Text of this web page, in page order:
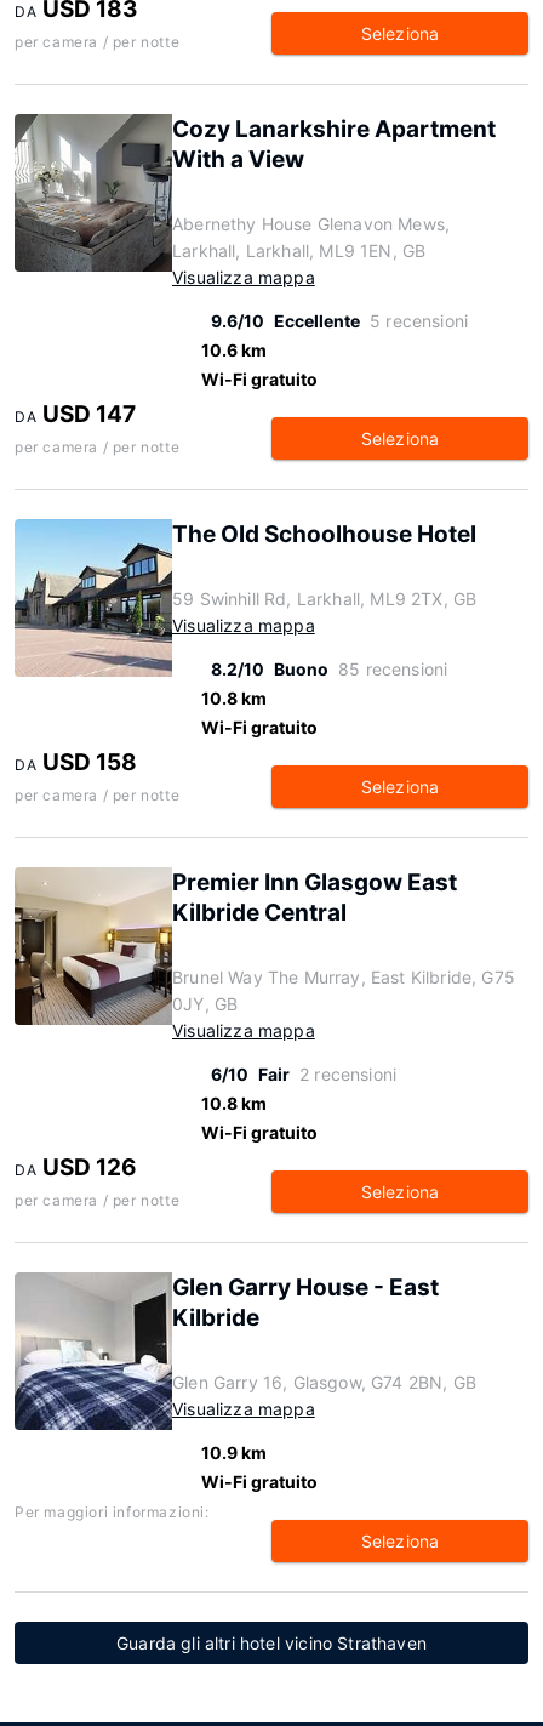
DA USD 183
per camera / per notte Seleziona
Cozy Lanarkshire Apartment
With a View
Abernethy House Glenavon Mews,
Larkhall, Larkhall, ML9 1EN, GB
Visualizza mappa
9.6/10 Eccellente 5 recensioni
10.6 km
Wi-Fi gratuito
DA USD 147
per camera / per notte Seleziona
The Old Schoolhouse Hotel
59 Swinhill Rd, Larkhall, ML9 2TX, GB
Visualizza mappa
8.2/10 Buono 85 recensioni
10.8 km
Wi-Fi gratuito
DA USD 158
per camera / per notte Seleziona
Premier Inn Glasgow East
Kilbride Central
Brunel Way The Murray, East Kilbride, G75
0JY, GB
Visualizza mappa
6/10 Fair 2 recensioni
10.8 km
Wi-Fi gratuito
DA USD 126
per camera / per notte Seleziona
Glen Garry House - East
Kilbride
Glen Garry 16, Glasgow, G74 2BN, GB
Visualizza mappa
10.9 km
Wi-Fi gratuito
Per maggiori informazioni:
Seleziona
Guarda gli altri hotel vicino Strathaven